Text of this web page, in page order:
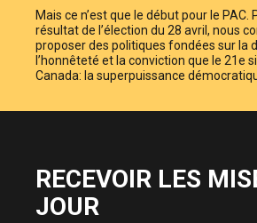
Mais ce n’est que le début pour le PAC.
résultat de l’élection du 28 avril, nous
proposer des politiques fondées sur la
l’honnêteté et la conviction que le 21e
Canada: la superpuissance
RECEVOIR LES
JOUR